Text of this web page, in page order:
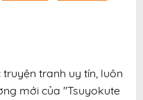
tranh uy tín, luôn
mới của "Tsuyokute